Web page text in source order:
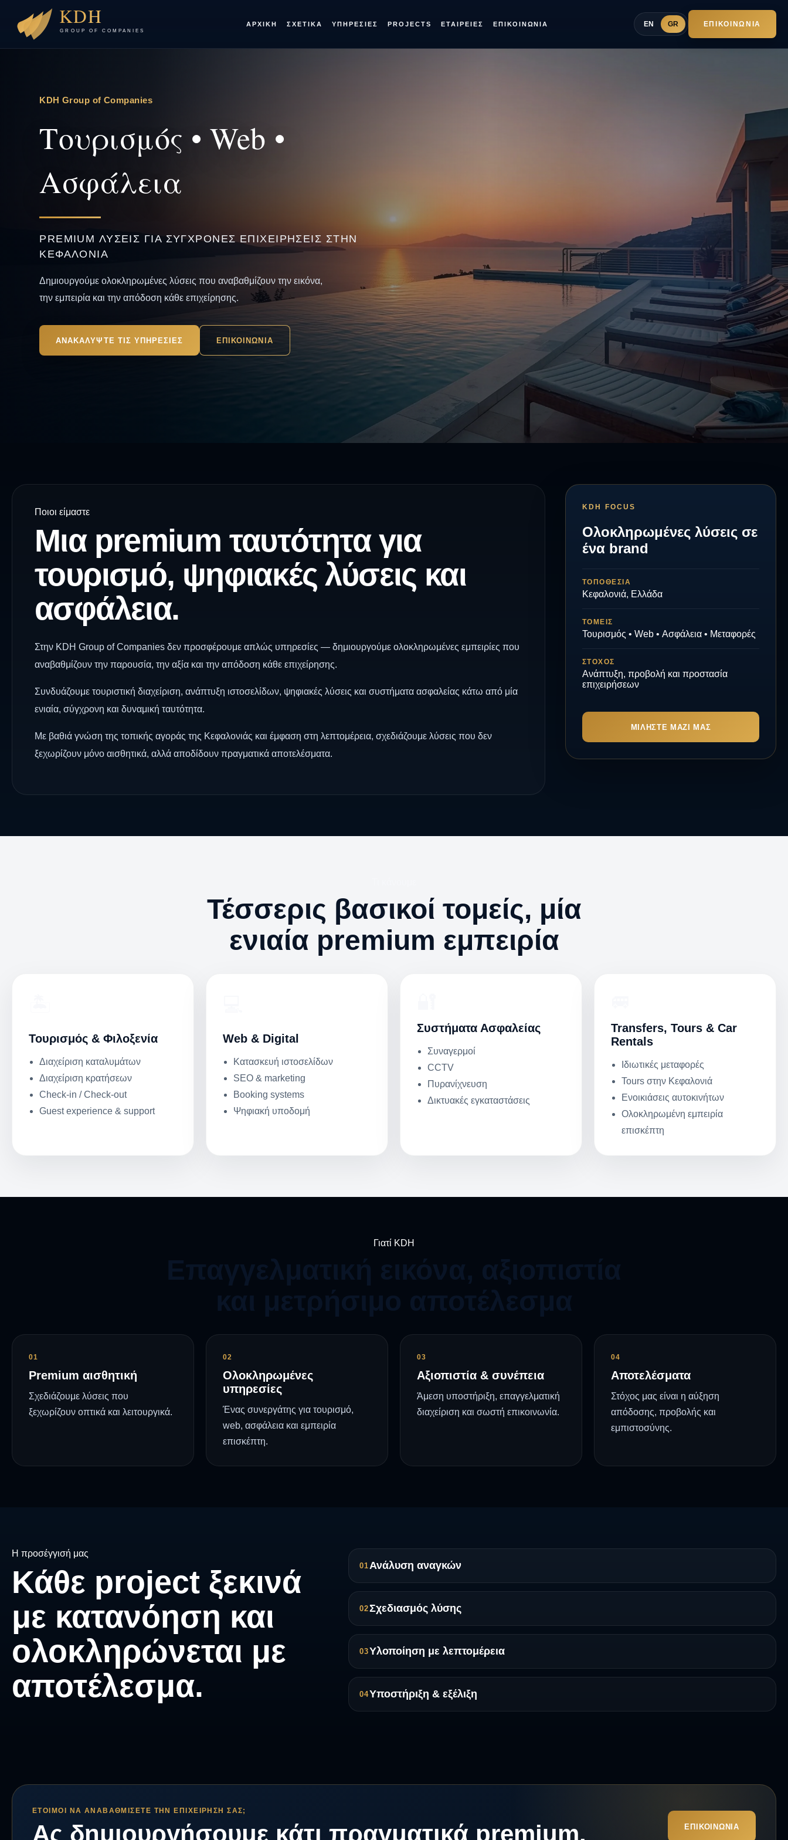
ΑΡΧΙΚΉ ΣΧΕΤΙΚΆ ΥΠΗΡΕΣΊΕΣ PROJECTS ΕΤΑΙΡΕΊΕΣ ΕΠΙΚΟΙΝΩΝΊΑ EN GR ΕΠΙΚΟΙΝΩΝΊΑ
KDH Group of Companies
Τουρισμός • Web •
Ασφάλεια
PREMIUM ΛΎΣΕΙΣ ΓΙΑ ΣΎΓΧΡΟΝΕΣ ΕΠΙΧΕΙΡΉΣΕΙΣ ΣΤΗΝ
ΚΕΦΑΛΟΝΙΆ
Δημιουργούμε ολοκληρωμένες λύσεις που αναβαθμίζουν την εικόνα,
την εμπειρία και την απόδοση κάθε επιχείρησης.
ΑΝΑΚΑΛΥΨΤΕ ΤΙΣ ΥΠΗΡΕΣΙΕΣ ΕΠΙΚΟΙΝΩΝΙΑ
Ποιοι είμαστε
Μια premium ταυτότητα για
τουρισμό, ψηφιακές λύσεις και
ασφάλεια.
Στην KDH Group of Companies δεν προσφέρουμε απλώς υπηρεσίες — δημιουργούμε ολοκληρωμένες εμπειρίες που
αναβαθμίζουν την παρουσία, την αξία και την απόδοση κάθε επιχείρησης.
Συνδυάζουμε τουριστική διαχείριση, ανάπτυξη ιστοσελίδων, ψηφιακές λύσεις και συστήματα ασφαλείας κάτω από μία
ενιαία, σύγχρονη και δυναμική ταυτότητα.
Με βαθιά γνώση της τοπικής αγοράς της Κεφαλονιάς και έμφαση στη λεπτομέρεια, σχεδιάζουμε λύσεις που δεν
ξεχωρίζουν μόνο αισθητικά, αλλά αποδίδουν πραγματικά αποτελέσματα.
KDH FOCUS
Ολοκληρωμένες λύσεις σε
ένα brand
ΤΟΠΟΘΕΣΊΑ
Κεφαλονιά, Ελλάδα
ΤΟΜΕΊΣ
Τουρισμός • Web • Ασφάλεια • Μεταφορές
ΣΤΌΧΟΣ
Ανάπτυξη, προβολή και προστασία
επιχειρήσεων
ΜΙΛΉΣΤΕ ΜΑΖΊ ΜΑΣ
Τέσσερις βασικοί τομείς, μία
ενιαία premium εμπειρία
Τουρισμός & Φιλοξενία
Διαχείριση καταλυμάτων
Διαχείριση κρατήσεων
Check-in / Check-out
Guest experience & support
Web & Digital
Κατασκευή ιστοσελίδων
SEO & marketing
Booking systems
Ψηφιακή υποδομή
Συστήματα Ασφαλείας
Συναγερμοί
CCTV
Πυρανίχνευση
Δικτυακές εγκαταστάσεις
Transfers, Tours & Car
Rentals
Ιδιωτικές μεταφορές
Tours στην Κεφαλονιά
Ενοικιάσεις αυτοκινήτων
Ολοκληρωμένη εμπειρία
επισκέπτη
Γιατί KDH
Επαγγελματική εικόνα, αξιοπιστία
και μετρήσιμο αποτέλεσμα
01
Premium αισθητική
Σχεδιάζουμε λύσεις που
ξεχωρίζουν οπτικά και λειτουργικά.
02
Ολοκληρωμένες
υπηρεσίες
Ένας συνεργάτης για τουρισμό,
web, ασφάλεια και εμπειρία
επισκέπτη.
03
Αξιοπιστία & συνέπεια
Άμεση υποστήριξη, επαγγελματική
διαχείριση και σωστή επικοινωνία.
04
Αποτελέσματα
Στόχος μας είναι η αύξηση
απόδοσης, προβολής και
εμπιστοσύνης.
Η προσέγγισή μας
Κάθε project ξεκινά
με κατανόηση και
ολοκληρώνεται με
αποτέλεσμα.
01Ανάλυση αναγκών
02Σχεδιασμός λύσης
03Υλοποίηση με λεπτομέρεια
04Υποστήριξη & εξέλιξη
ΈΤΟΙΜΟΙ ΝΑ ΑΝΑΒΑΘΜΊΣΕΤΕ ΤΗΝ ΕΠΙΧΕΊΡΗΣΉ ΣΑΣ;
Ας δημιουργήσουμε κάτι πραγματικά premium. ΕΠΙΚΟΙΝΩΝΊΑ